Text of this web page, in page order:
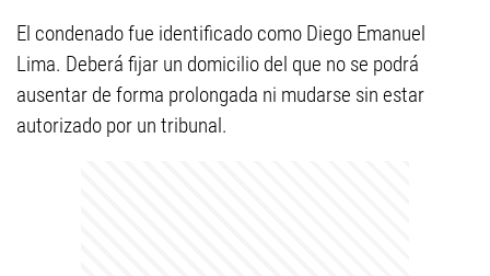
El condenado fue identificado como Diego Emanuel
Lima. Deberá fijar un domicilio del que no se podrá
ausentar de forma prolongada ni mudarse sin estar
autorizado por un tribunal.